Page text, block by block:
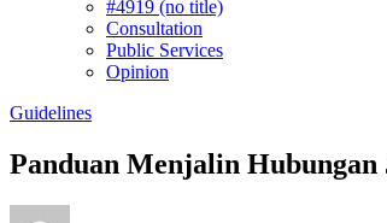
#4919 (no title)
Consultation
Public Services
Opinion
Guidelines
Panduan Menjalin